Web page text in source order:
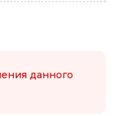
данного